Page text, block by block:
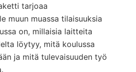
tarjoaa
muun muassa tilaisuuksia
on, millaisia laitteita
löytyy, mitä koulussa
ja mitä tulevaisuuden työ